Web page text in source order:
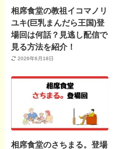
相席食堂の教祖イコマノリ
ユキ(巨乳まんだら王国)登
場回は何話？見逃し配信で
見る方法を紹介！
2026年6月18日
相席食堂のさちまる。登場